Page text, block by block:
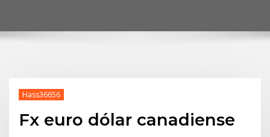
Hass36656
Fx euro dólar canadiense